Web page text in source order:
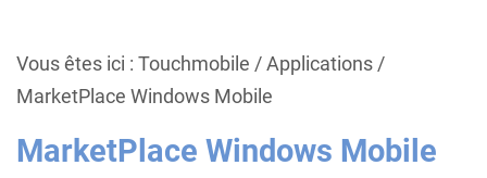
Vous êtes ici : Touchmobile /Applications/
MarketPlace Windows Mobile
MarketPlace Windows Mobile